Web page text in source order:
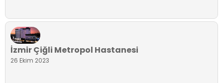
İzmir Çiğli Metropol Hastanesi
26 Ekim 2023